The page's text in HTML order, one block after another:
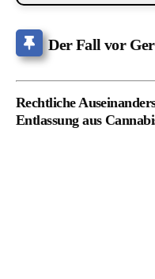
Der Fall vor
Rechtliche
Entlassung aus